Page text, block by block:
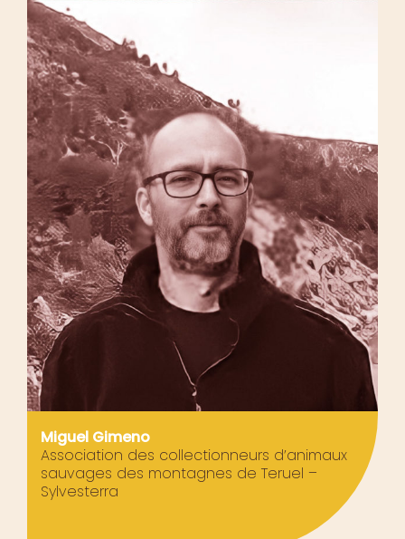
Miguel Gimeno
Association des collectionneurs d’animaux
sauvages des montagnes de Teruel –
Sylvesterra